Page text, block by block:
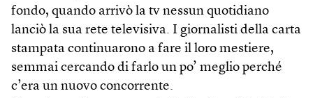
fondo, quando arrivò la tv nessun quotidiano
lanciò la sua rete televisiva. I giornalisti della carta
stampata continuarono a fare il loro mestiere,
semmai cercando di farlo un po’ meglio perché
c’era un nuovo concorrente.